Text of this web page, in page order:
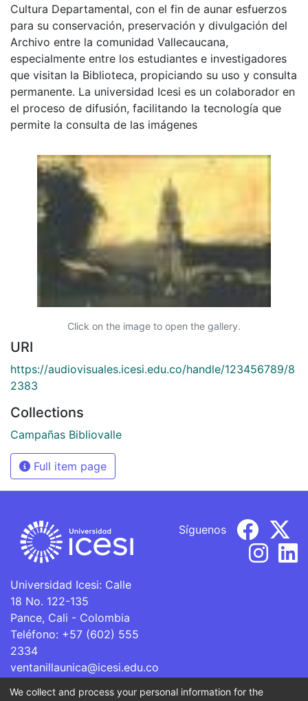
Cultura Departamental, con el fin de aunar esfuerzos
para su conservación, preservación y divulgación del
Archivo entre la comunidad Vallecaucana,
especialmente entre los estudiantes e investigadores
que visitan la Biblioteca, propiciando su uso y consulta
permanente. La universidad Icesi es un colaborador en
el proceso de difusión, facilitando la tecnología que
permite la consulta de las imágenes
Click on the image to open the gallery.
URI
https://audiovisuales.icesi.edu.co/handle/123456789/8
2383
Collections
Campañas Bibliovalle
Full item page
Universidad Icesi: Calle
18 No. 122-135
Pance, Cali - Colombia
Teléfono: +57 (602) 555
2334
ventanillaunica@icesi.edu.co
Síguenos
We collect and process your personal information for the